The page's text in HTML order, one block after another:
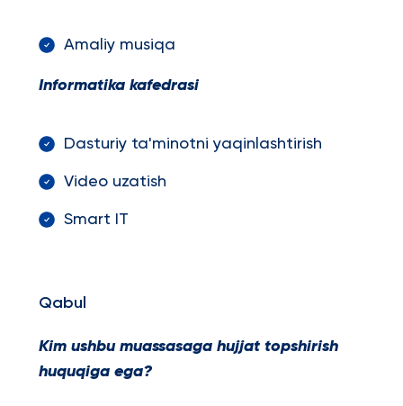
Amaliy musiqa
Informatika kafedrasi
Dasturiy ta'minotni yaqinlashtirish
Video uzatish
Smart IT
Qabul
Kim ushbu muassasaga hujjat topshirish
huquqiga ega?